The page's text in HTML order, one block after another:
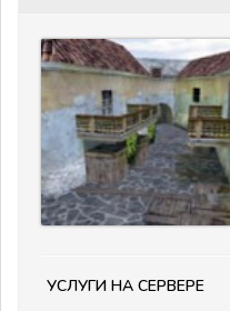
Услуги на сервере